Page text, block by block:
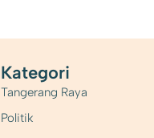
Kategori
Tangerang Raya
Politik